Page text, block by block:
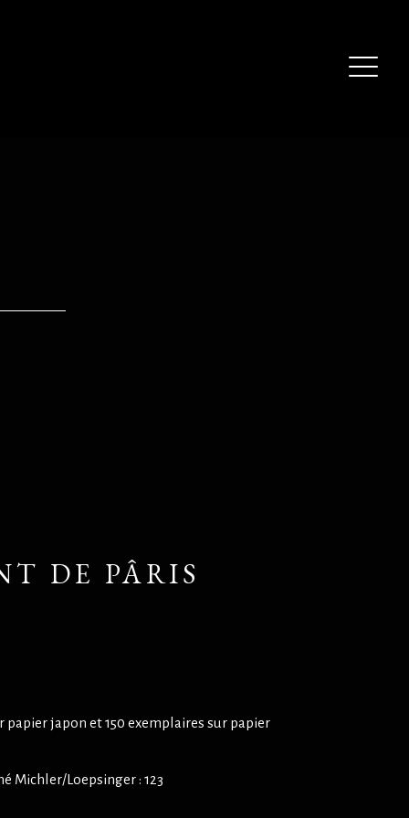
DE PÂRIS
papier japon et 150 exemplaires sur papier
Michler/Loepsinger : 123